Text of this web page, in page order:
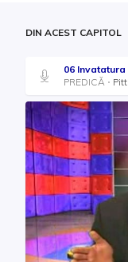
DIN ACEST CAPITOL
06
PREDICĂ